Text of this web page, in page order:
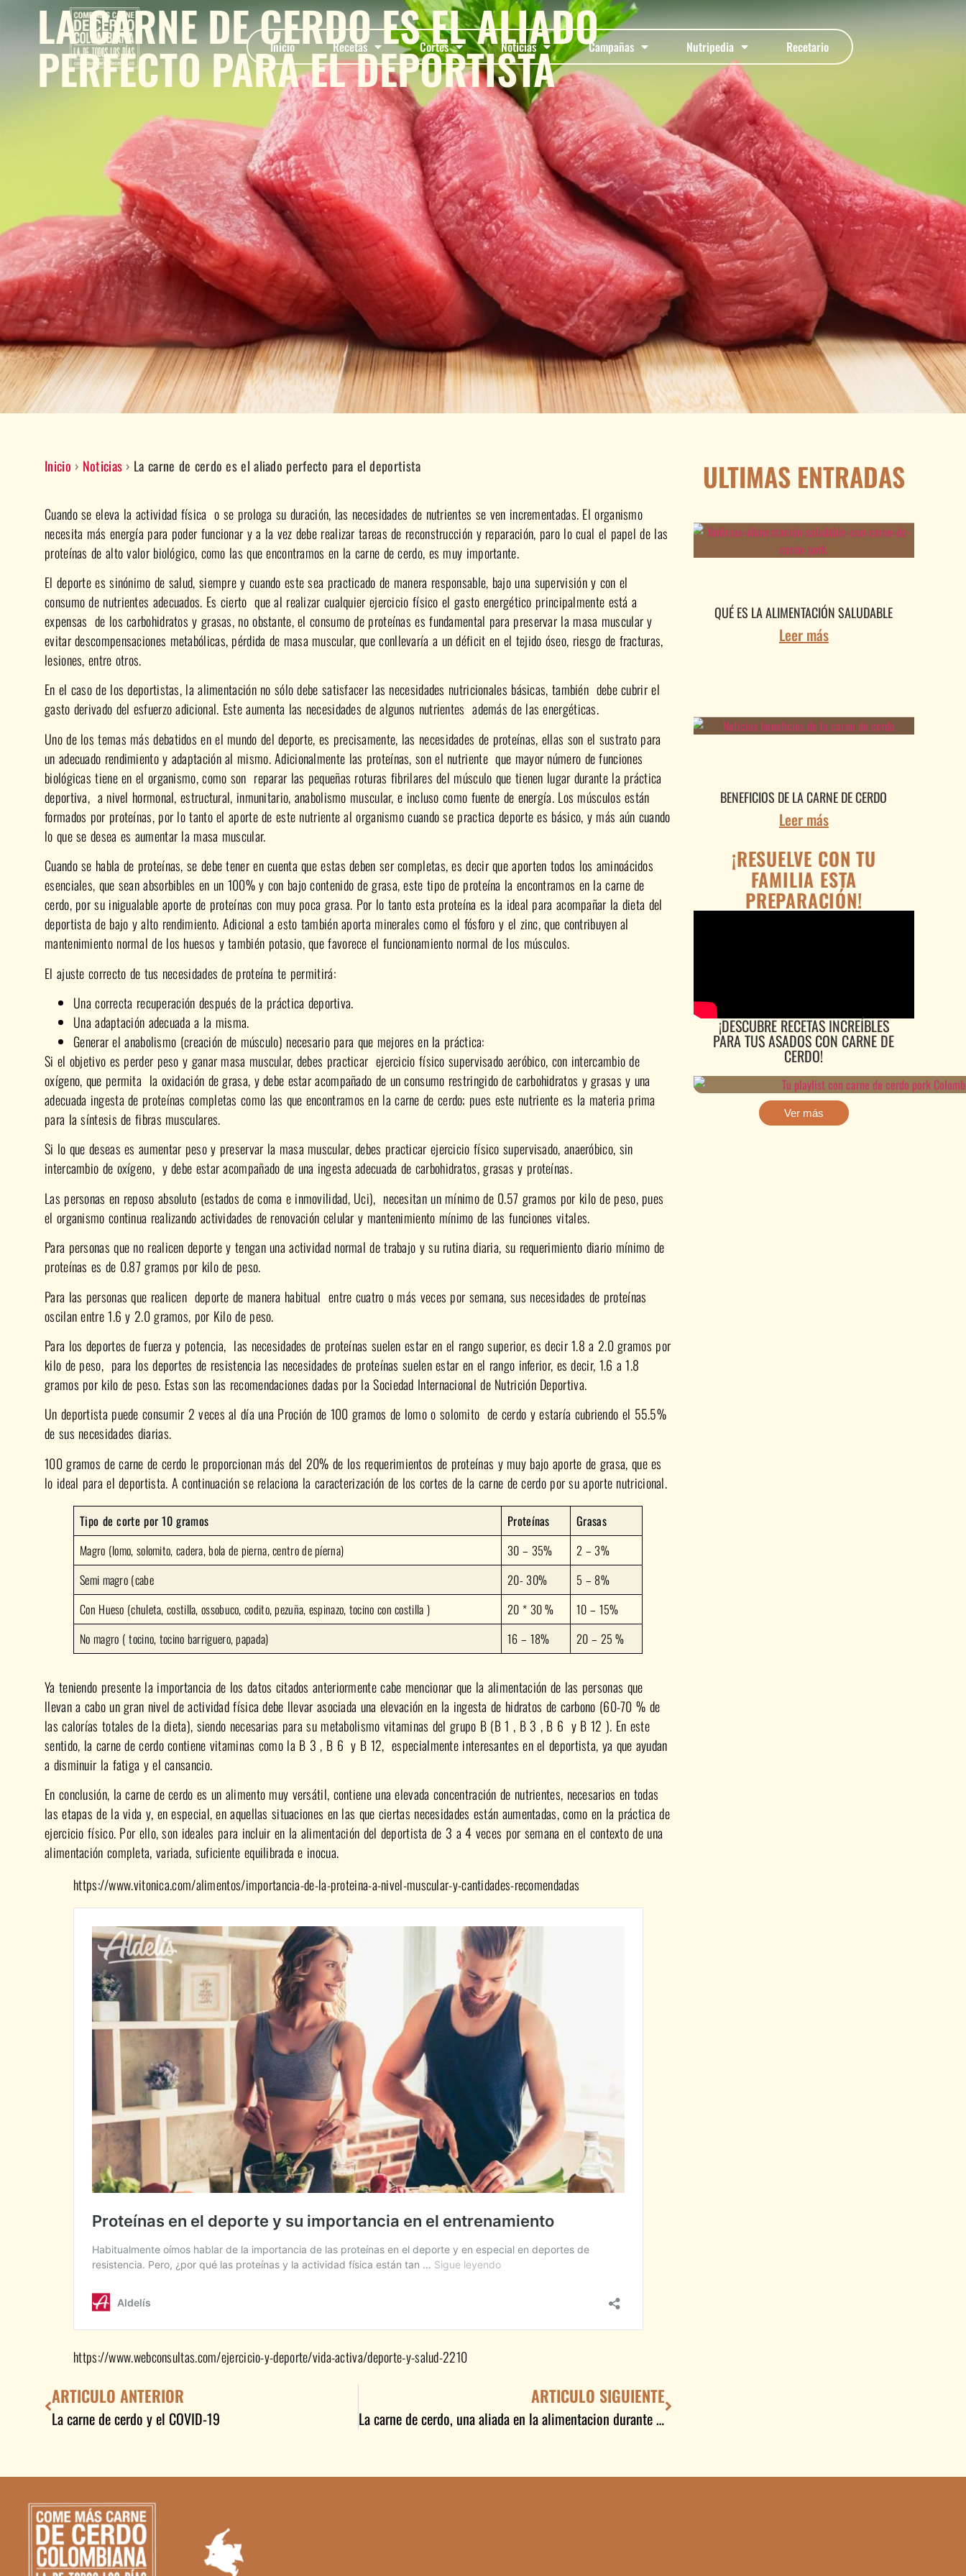
Inicio Recetas Cortes Noticias Campañas Nutripedia Recetario
LA CARNE DE CERDO ES EL ALIADO
PERFECTO PARA EL DEPORTISTA
Inicio › Noticias › La carne de cerdo es el aliado perfecto para el deportista
Cuando se eleva la actividad física o se prologa su duración, las necesidades de nutrientes se ven incrementadas. El organismo
necesita más energía para poder funcionar y a la vez debe realizar tareas de reconstrucción y reparación, paro lo cual el papel de las
proteínas de alto valor biológico, como las que encontramos en la carne de cerdo, es muy importante.
El deporte es sinónimo de salud, siempre y cuando este sea practicado de manera responsable, bajo una supervisión y con el
consumo de nutrientes adecuados. Es cierto que al realizar cualquier ejercicio físico el gasto energético principalmente está a
expensas de los carbohidratos y grasas, no obstante, el consumo de proteínas es fundamental para preservar la masa muscular y
evitar descompensaciones metabólicas, pérdida de masa muscular, que conllevaría a un déficit en el tejido óseo, riesgo de fracturas,
lesiones, entre otros.
En el caso de los deportistas, la alimentación no sólo debe satisfacer las necesidades nutricionales básicas, también debe cubrir el
gasto derivado del esfuerzo adicional. Este aumenta las necesidades de algunos nutrientes además de las energéticas.
Uno de los temas más debatidos en el mundo del deporte, es precisamente, las necesidades de proteínas, ellas son el sustrato para
un adecuado rendimiento y adaptación al mismo. Adicionalmente las proteínas, son el nutriente que mayor número de funciones
biológicas tiene en el organismo, como son reparar las pequeñas roturas fibrilares del músculo que tienen lugar durante la práctica
deportiva, a nivel hormonal, estructural, inmunitario, anabolismo muscular, e incluso como fuente de energía. Los músculos están
formados por proteínas, por lo tanto el aporte de este nutriente al organismo cuando se practica deporte es básico, y más aún cuando
lo que se desea es aumentar la masa muscular.
Cuando se habla de proteínas, se debe tener en cuenta que estas deben ser completas, es decir que aporten todos los aminoácidos
esenciales, que sean absorbibles en un 100% y con bajo contenido de grasa, este tipo de proteína la encontramos en la carne de
cerdo, por su inigualable aporte de proteínas con muy poca grasa. Por lo tanto esta proteína es la ideal para acompañar la dieta del
deportista de bajo y alto rendimiento. Adicional a esto también aporta minerales como el fósforo y el zinc, que contribuyen al
mantenimiento normal de los huesos y también potasio, que favorece el funcionamiento normal de los músculos.
El ajuste correcto de tus necesidades de proteína te permitirá:
Una correcta recuperación después de la práctica deportiva.
Una adaptación adecuada a la misma.
Generar el anabolismo (creación de músculo) necesario para que mejores en la práctica:
Si el objetivo es perder peso y ganar masa muscular, debes practicar ejercicio físico supervisado aeróbico, con intercambio de
oxígeno, que permita la oxidación de grasa, y debe estar acompañado de un consumo restringido de carbohidratos y grasas y una
adecuada ingesta de proteínas completas como las que encontramos en la carne de cerdo; pues este nutriente es la materia prima
para la síntesis de fibras musculares.
Si lo que deseas es aumentar peso y preservar la masa muscular, debes practicar ejercicio físico supervisado, anaeróbico, sin
intercambio de oxígeno, y debe estar acompañado de una ingesta adecuada de carbohidratos, grasas y proteínas.
Las personas en reposo absoluto (estados de coma e inmovilidad, Uci), necesitan un mínimo de 0.57 gramos por kilo de peso, pues
el organismo continua realizando actividades de renovación celular y mantenimiento mínimo de las funciones vitales.
Para personas que no realicen deporte y tengan una actividad normal de trabajo y su rutina diaria, su requerimiento diario mínimo de
proteínas es de 0.87 gramos por kilo de peso.
Para las personas que realicen deporte de manera habitual entre cuatro o más veces por semana, sus necesidades de proteínas
oscilan entre 1.6 y 2.0 gramos, por Kilo de peso.
Para los deportes de fuerza y potencia, las necesidades de proteínas suelen estar en el rango superior, es decir 1.8 a 2.0 gramos por
kilo de peso, para los deportes de resistencia las necesidades de proteínas suelen estar en el rango inferior, es decir, 1.6 a 1.8
gramos por kilo de peso. Estas son las recomendaciones dadas por la Sociedad Internacional de Nutrición Deportiva.
Un deportista puede consumir 2 veces al día una Proción de 100 gramos de lomo o solomito de cerdo y estaría cubriendo el 55.5%
de sus necesidades diarias.
100 gramos de carne de cerdo le proporcionan más del 20% de los requerimientos de proteínas y muy bajo aporte de grasa, que es
lo ideal para el deportista. A continuación se relaciona la caracterización de los cortes de la carne de cerdo por su aporte nutricional.
Tipo de corte por 10 gramos Proteínas
Grasas
Magro (lomo, solomito, cadera, bola de pierna, centro de píerna)
30 – 35%
2 – 3%
Semi magro (cabe
20- 30%
5 – 8%
Con Hueso (chuleta, costilla, ossobuco, codito, pezuña, espinazo, tocino con costilla )
20 * 30 %
10 – 15%
No magro ( tocino, tocino barriguero, papada)
16 – 18% 20 – 25 %
Ya teniendo presente la importancia de los datos citados anteriormente cabe mencionar que la alimentación de las personas que
llevan a cabo un gran nivel de actividad física debe llevar asociada una elevación en la ingesta de hidratos de carbono (60-70 % de
las calorías totales de la dieta), siendo necesarias para su metabolismo vitaminas del grupo B (B 1 , B 3 , B 6 y B 12 ). En este
sentido, la carne de cerdo contiene vitaminas como la B 3 , B 6 y B 12, especialmente interesantes en el deportista, ya que ayudan
a disminuir la fatiga y el cansancio.
En conclusión, la carne de cerdo es un alimento muy versátil, contiene una elevada concentración de nutrientes, necesarios en todas
las etapas de la vida y, en especial, en aquellas situaciones en las que ciertas necesidades están aumentadas, como en la práctica de
ejercicio físico. Por ello, son ideales para incluir en la alimentación del deportista de 3 a 4 veces por semana en el contexto de una
alimentación completa, variada, suficiente equilibrada e inocua.
https://www.vitonica.com/alimentos/importancia-de-la-proteina-a-nivel-muscular-y-cantidades-recomendadas
https://www.webconsultas.com/ejercicio-y-deporte/vida-activa/deporte-y-salud-2210
ARTICULO ANTERIOR
La carne de cerdo y el COVID-19
ARTICULO SIGUIENTE
La carne de cerdo, una aliada en la alimentacion durante la lactancia
ULTIMAS ENTRADAS
QUÉ ES LA ALIMENTACIÓN SALUDABLE
Leer más
BENEFICIOS DE LA CARNE DE CERDO
Leer más
¡RESUELVE CON TU
FAMILIA ESTA
PREPARACIÓN!
¡DESCUBRE RECETAS INCREÍBLES
PARA TUS ASADOS CON CARNE DE
CERDO!
Ver más